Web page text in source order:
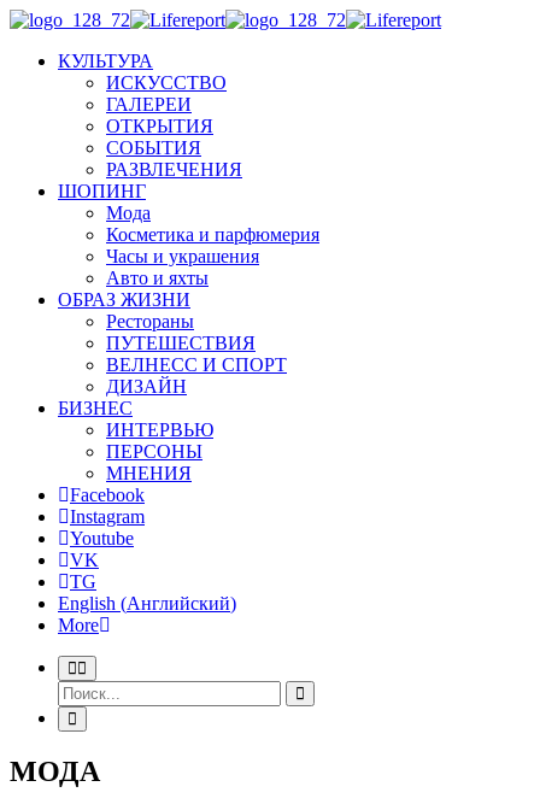
КУЛЬТУРА
ИСКУССТВО
ГАЛЕРЕИ
ОТКРЫТИЯ
СОБЫТИЯ
РАЗВЛЕЧЕНИЯ
ШОПИНГ
Мода
Косметика и парфюмерия
Часы и украшения
Авто и яхты
ОБРАЗ ЖИЗНИ
Рестораны
ПУТЕШЕСТВИЯ
ВЕЛНЕСС И СПОРТ
ДИЗАЙН
БИЗНЕС
ИНТЕРВЬЮ
ПЕРСОНЫ
МНЕНИЯ
Facebook
Instagram
Youtube
VK
TG
English (Английский)
More
МОДА